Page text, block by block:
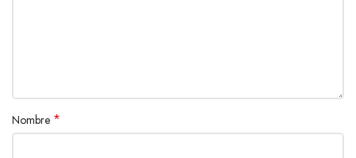
Nombre *